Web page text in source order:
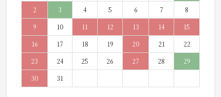
2 3 4 5 6 7 8
9 10 11 12 13 14 15
16 17 18 19 20 21 22
23 24 25 26 27 28 29
30 31